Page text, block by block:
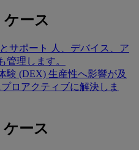
ース
サポート
人、デバイス、ア
管理します。
験 (DEX) 生産性へ影響が及
ロアクティブに解決しま
ース